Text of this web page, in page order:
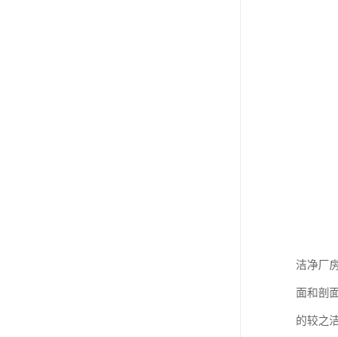
洁净厂
面和剖
的较之